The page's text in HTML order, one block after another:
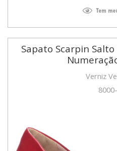
Sapato Scarpin
Verniz